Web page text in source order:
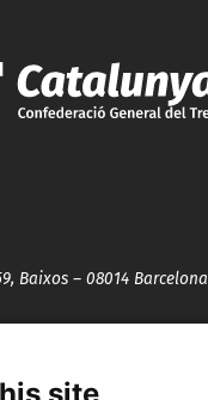
Baixos – 08014 Barcelona